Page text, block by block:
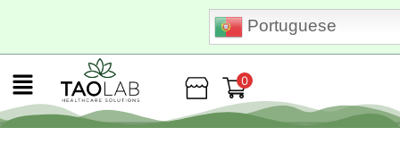
Portuguese
Loja
0